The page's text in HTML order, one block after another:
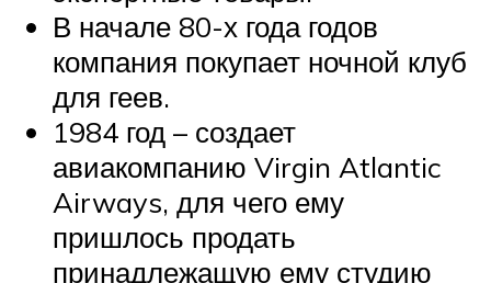
В начале 80-х года годов
компания покупает ночной клуб
для геев.
1984 год – создает
авиакомпанию Virgin Atlantic
Airways, для чего ему
пришлось продать
принадлежащую ему студию